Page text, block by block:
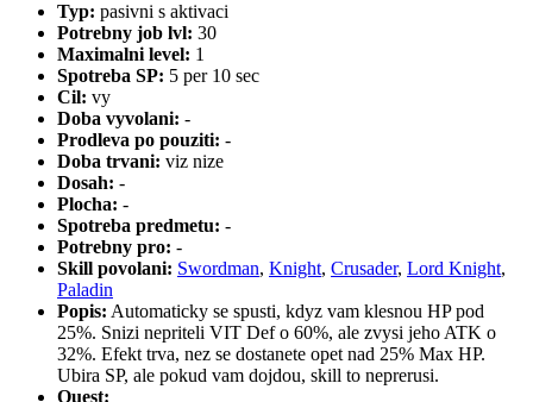
Typ: pasivni s aktivaci
Potrebny job lvl: 30
Maximalni level: 1
Spotreba SP: 5 per 10 sec
Cil: vy
Doba vyvolani: -
Prodleva po pouziti: -
Doba trvani: viz nize
Dosah: -
Plocha: -
Spotreba predmetu: -
Potrebny pro: -
Skill povolani: Swordman, Knight, Crusader, Lord Knight,
Paladin
Popis: Automaticky se spusti, kdyz vam klesnou HP pod
25%. Snizi nepriteli VIT Def o 60%, ale zvysi jeho ATK o
32%. Efekt trva, nez se dostanete opet nad 25% Max HP.
Ubira SP, ale pokud vam dojdou, skill to neprerusi.
Quest: